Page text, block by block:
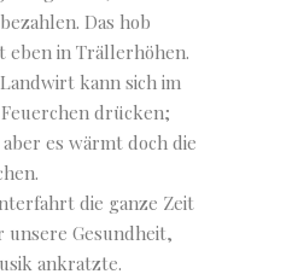
Das hob
eben in Trällerhöhen.
kann sich im
drücken;
es wärmt doch die
die ganze Zeit
unsere Gesundheit,
ankratzte.